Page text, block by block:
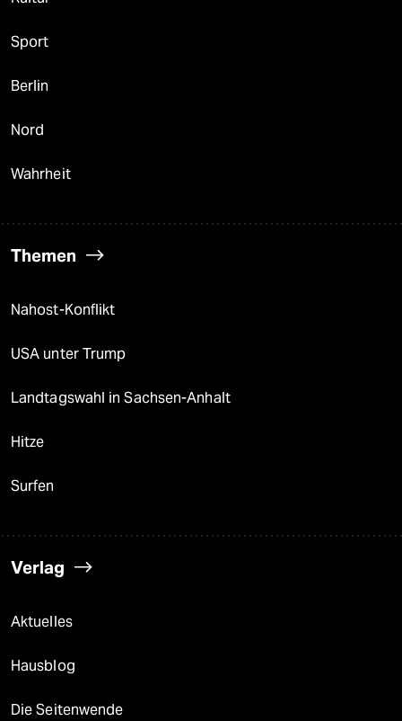
Sport
Berlin
Nord
Wahrheit
Themen
Nahost-Konflikt
USA unter Trump
Landtagswahl in Sachsen-Anhalt
Hitze
Surfen
Verlag
Aktuelles
Hausblog
Die Seitenwende